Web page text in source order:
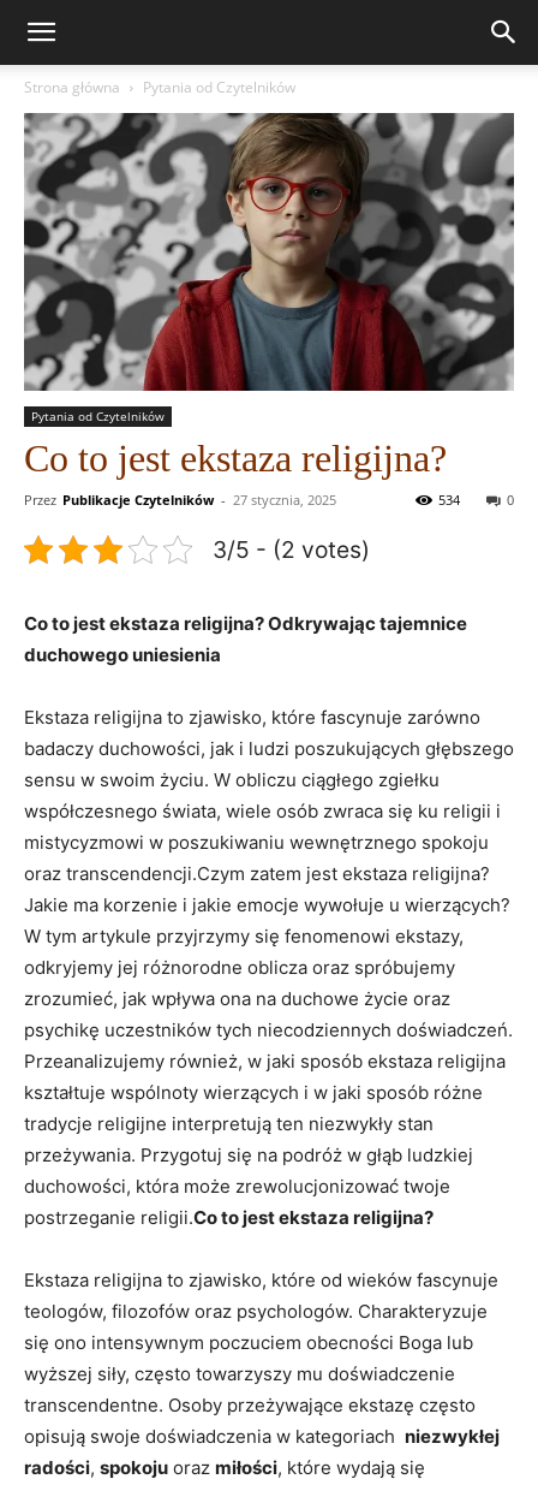
Strona główna Pytania od Czytelników
Pytania od Czytelników
Co to jest ekstaza religijna?
Przez Publikacje Czytelników - 27 stycznia, 2025 0
534
3/5 - (2 votes)
Co to jest ekstaza religijna? Odkrywając ‍tajemnice
duchowego uniesienia
Ekstaza religijna to zjawisko, które fascynuje zarówno
badaczy duchowości, jak i ludzi ⁣poszukujących głębszego
sensu w swoim⁤ życiu. ⁣W obliczu ciągłego zgiełku
współczesnego świata, wiele osób zwraca się ku religii i
mistycyzmowi w ⁤poszukiwaniu wewnętrznego spokoju
oraz transcendencji.Czym zatem ‍jest ⁣ekstaza religijna?
⁣Jakie ma korzenie i⁤ jakie emocje wywołuje u⁤ wierzących?‍
W tym artykule przyjrzymy się fenomenowi ekstazy,
odkryjemy ⁢jej różnorodne oblicza oraz spróbujemy
zrozumieć, jak wpływa ona na duchowe życie oraz
psychikę uczestników tych niecodziennych doświadczeń.
‌Przeanalizujemy również, w jaki ​sposób ekstaza religijna
kształtuje wspólnoty wierzących i w jaki sposób różne
tradycje religijne interpretują ten niezwykły stan
przeżywania. Przygotuj się na podróż​ w⁢ głąb ludzkiej⁤
duchowości, która może zrewolucjonizować twoje
postrzeganie religii.Co to jest⁢ ekstaza religijna?
Ekstaza ‌religijna to zjawisko, które od ‌wieków fascynuje
teologów,‌ filozofów​ oraz psychologów. Charakteryzuje
się ono intensywnym poczuciem obecności Boga lub
wyższej siły, często‌ towarzyszy mu doświadczenie
transcendentne. ​Osoby przeżywające ekstazę ⁤często
opisują swoje​ doświadczenia w kategoriach ⁤ niezwykłej
⁣radości, spokoju ​oraz miłości, które wydają się